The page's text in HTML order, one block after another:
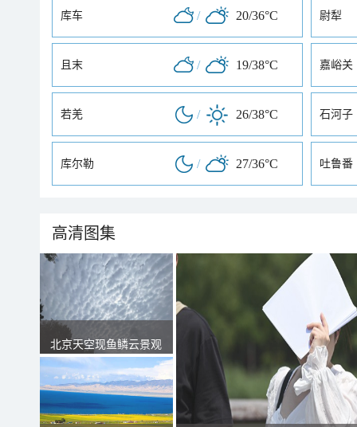
库车 / 20/36°C 尉犁
且末 / 19/38°C 嘉峪关
若羌 / 26/38°C 石河子
库尔勒 / 27/36°C 吐鲁番
高清图集
北京天空现鱼鳞云景观